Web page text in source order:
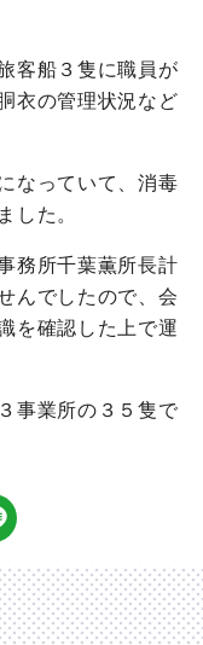
客船３隻に職員が
衣の管理状況など
なっていて、消毒
した。
務所千葉薫所長計
んでしたので、会
を確認した上で運
事業所の３５隻で